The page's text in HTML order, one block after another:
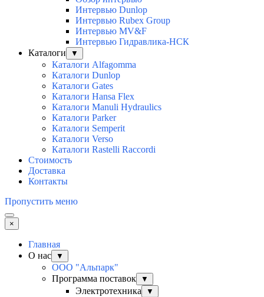
Интервью Dunlop
Интервью Rubex Group
Интервью MV&F
Интервью Гидравлика-НСК
Каталоги
▼
Каталоги Alfagomma
Каталоги Dunlop
Каталоги Gates
Каталоги Hansa Flex
Каталоги Manuli Hydraulics
Каталоги Parker
Каталоги Semperit
Каталоги Verso
Каталоги Rastelli Raccordi
Стоимость
Доставка
Контакты
Пропустить меню
×
Главная
О нас
▼
ООО "Альпарк"
Программа поставок
▼
Электротехника ▼